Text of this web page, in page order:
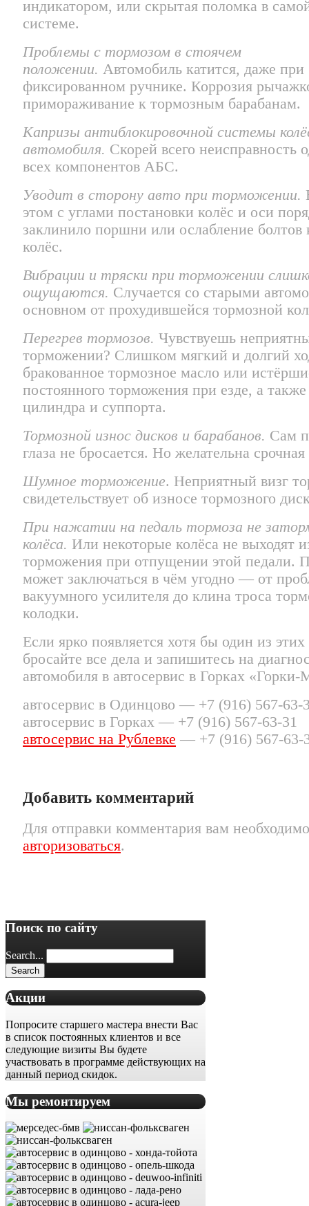
индикатором, или скрытая поломка в
системе.
Проблемы с тормозом в стоячем
положении. Автомобиль катится, даже при
фиксированном ручнике. Коррозия
примораживание к тормозным барабанам.
Капризы антиблокировочной системы
автомобиля. Скорей всего неисправность
всех компонентов АБС.
Уводит в сторону авто при торможении.
этом с углами постановки колёс и оси
заклинило поршни или ослабление болтов
колёс.
Вибрации и тряски при торможении
ощущаются. Случается со старыми
основном от прохудившейся тормозной
Перегрев тормозов. Чувствуешь
торможении? Слишком мягкий и долгий
бракованное тормозное масло или
постоянного торможения при езде, а
цилиндра и суппорта.
Тормозной износ дисков и барабанов. Сам
глаза не бросается. Но желательна
Шумное торможение. Неприятный визг
свидетельствует об износе тормозного
При нажатии на педаль тормоза не
колёса. Или некоторые колёса не выходят
торможения при отпущении этой педали.
может заключаться в чём угодно — от
вакуумного усилителя до клина троса
колодки.
Если ярко появляется хотя бы один из
бросайте все дела и запишитесь на
автомобиля в автосервис в Горках
автосервис в Одинцово — +7 (916) 567-63-
автосервис в Горках — +7 (916) 567-63-31
автосервис на Рублевке — +7 (916) 567-63-
Добавить комментарий
Для отправки комментария вам необходимо
авторизоваться.
Поиск по сайту
Search...
Акции
Попросите старшего мастера внести Вас
в список постоянных клиентов и все
следующие визиты Вы будете
участвовать в программе действующих на
данный период скидок.
Мы ремонтируем